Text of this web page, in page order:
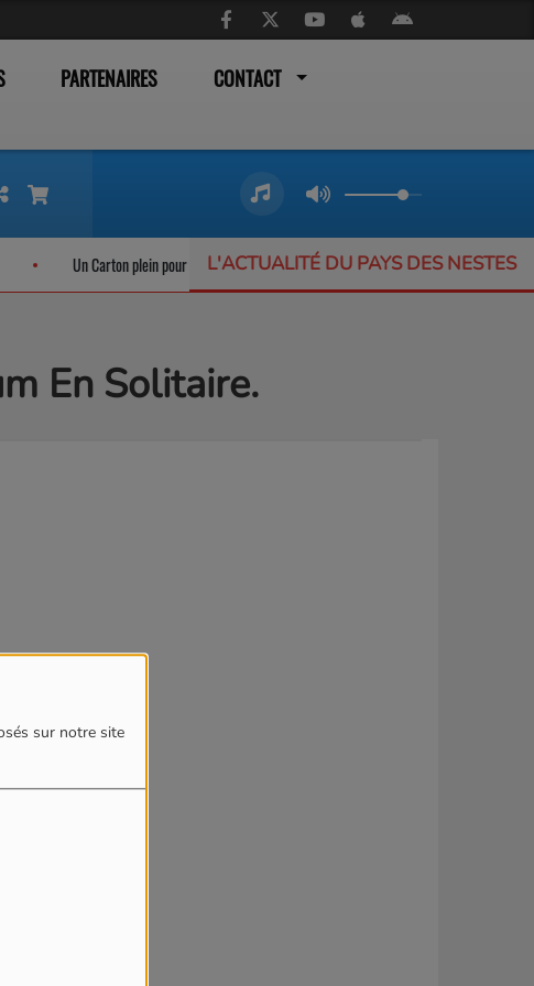
sur notre site
PARTENAIRES CONTACT
L'ACTUALITÉ DU PAYS DES NESTES
Un Carton plein pour les trains liO qui ne désemplissent pas L’Offrande
En Solitaire.